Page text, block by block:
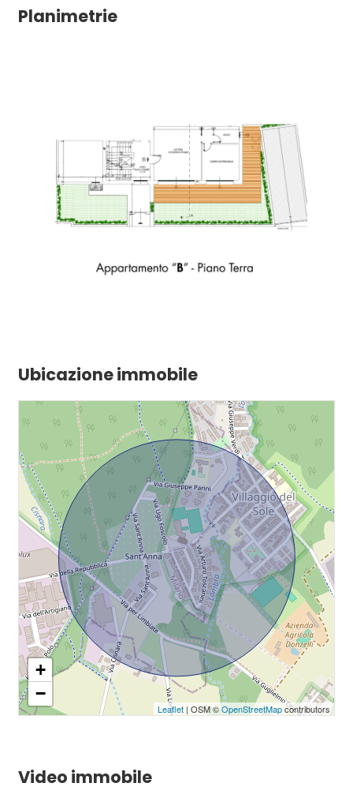
Planimetrie
Ubicazione immobile
+
−
Leaflet| OSM ©OpenStreetMapcontributors
Video immobile